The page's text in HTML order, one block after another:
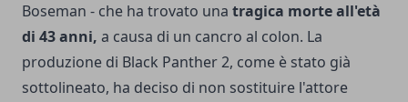
Boseman - che ha trovato una tragica morte all'età
di 43 anni, a causa di un cancro al colon. La
produzione di Black Panther 2, come è stato già
sottolineato, ha deciso di non sostituire l'attore